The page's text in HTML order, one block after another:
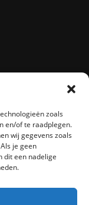
zoals
en/of te raadplegen.
wij gegevens zoals
je geen
dit een nadelige